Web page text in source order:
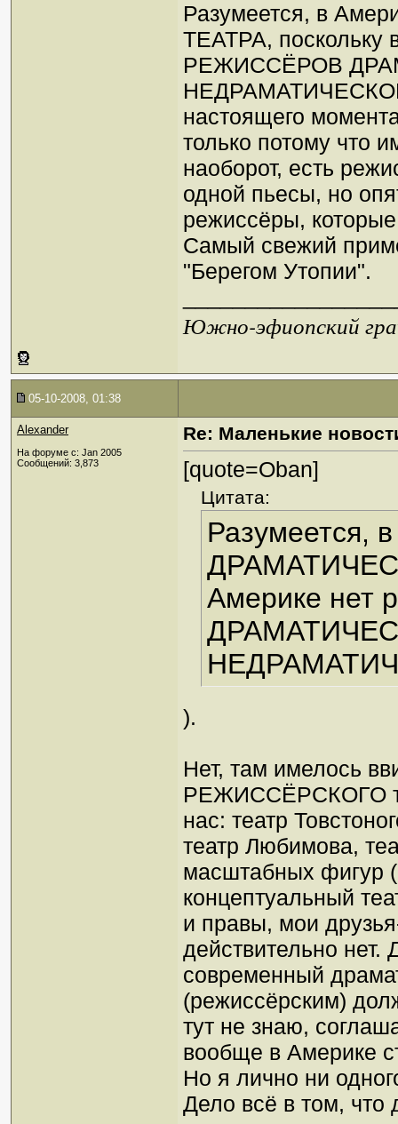
Разумеется, в
ТЕАТРА, поскольку
РЕЖИССЁРОВ
настоящего
только потому что
наоборот, есть
одной пьесы, но
режиссёры,
Самый свежий
"Берегом Утопии".
Южно-эфиопский
05-10-2008, 01:38
Alexander
На форуме с: Jan 2005
Сообщений: 3,873
Re: Маленькие
[quote=Oban]
Цитата:
Разумеется,
Америке нет
).
Нет, там имелось
РЕЖИССЁРСКОГО
нас: театр
театр Любимова,
масштабных фигур
концептуальный
и правы, мои
действительно
современный
(режиссёрским)
тут не знаю,
вообще в Америке
Но я лично ни
Дело всё в том, что